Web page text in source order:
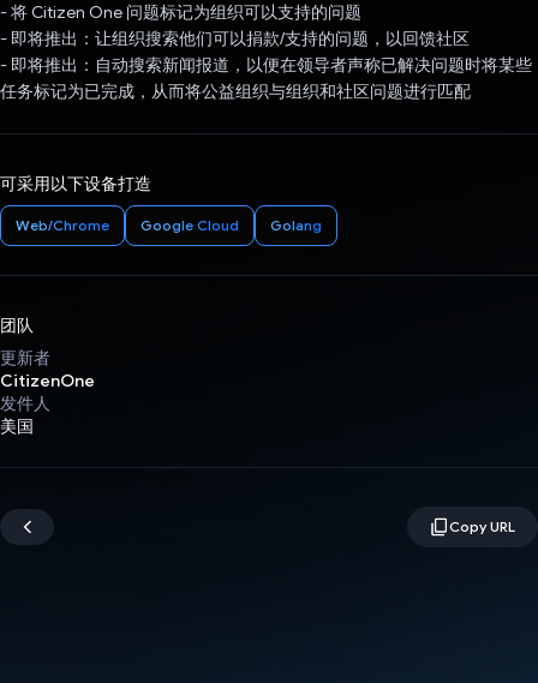
- 将 Citizen One 问题标记为组织可以支持的问题
- 即将推出：让组织搜索他们可以捐款/支持的问题，以回馈社区
- 即将推出：自动搜索新闻报道，以便在领导者声称已解决问题时将某些
任务标记为已完成，从而将公益组织与组织和社区问题进行匹配
可采用以下设备打造
Web/Chrome Google Cloud Golang
团队
更新者
CitizenOne
发件人
美国